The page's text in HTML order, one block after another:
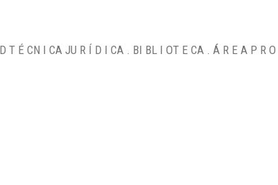
T É CN I CA JU R Í D I CA . BI BL I OT E CA . Á R E A P R O